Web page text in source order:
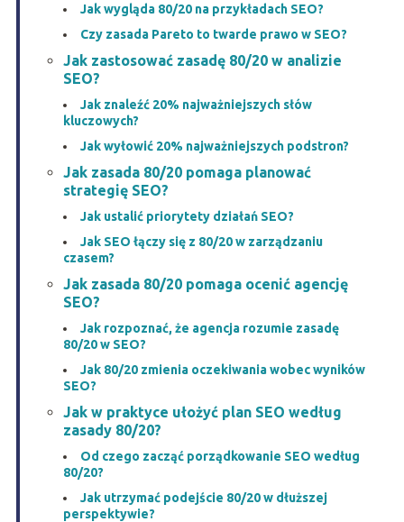
Jak wygląda 80/20 na przykładach SEO?
Czy zasada Pareto to twarde prawo w SEO?
Jak zastosować zasadę 80/20 w analizie
SEO?
Jak znaleźć 20% najważniejszych słów
kluczowych?
Jak wyłowić 20% najważniejszych podstron?
Jak zasada 80/20 pomaga planować
strategię SEO?
Jak ustalić priorytety działań SEO?
Jak SEO łączy się z 80/20 w zarządzaniu
czasem?
Jak zasada 80/20 pomaga ocenić agencję
SEO?
Jak rozpoznać, że agencja rozumie zasadę
80/20 w SEO?
Jak 80/20 zmienia oczekiwania wobec wyników
SEO?
Jak w praktyce ułożyć plan SEO według
zasady 80/20?
Od czego zacząć porządkowanie SEO według
80/20?
Jak utrzymać podejście 80/20 w dłuższej
perspektywie?